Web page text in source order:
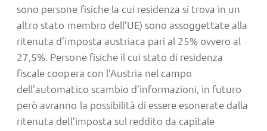
sono persone fisiche la cui residenza si trova in un
altro stato membro dell’UE) sono assoggettate alla
ritenuta d’imposta austriaca pari al 25% ovvero al
27,5%. Persone fisiche il cui stato di residenza
fiscale coopera con l’Austria nel campo
dell’automatico scambio d’informazioni, in futuro
però avranno la possibilità di essere esonerate dalla
ritenuta dell’imposta sul reddito da capitale